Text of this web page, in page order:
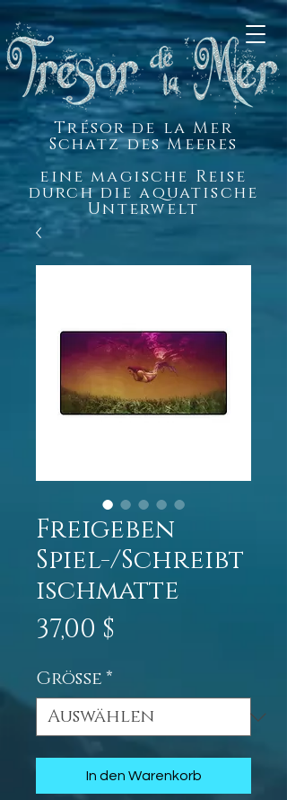
Trésor de la Mer
Schatz des Meeres
eine magische Reise
durch die aquatische
Unterwelt
Freigeben
Spiel-/Schreibt
ischmatte
37,00 $
Größe*
In den Warenkorb